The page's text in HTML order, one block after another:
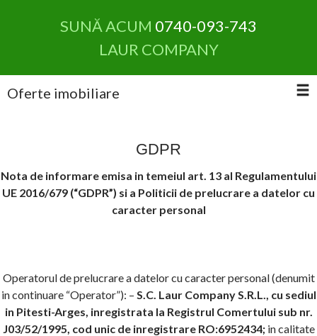
SUNĂ ACUM 0740-093-743
LAUR COMPANY
Oferte imobiliare
GDPR
Nota de informare emisa in temeiul art. 13 al Regulamentului
UE 2016/679 (“GDPR”) si a Politicii de prelucrare a datelor cu
caracter personal
Operatorul de prelucrare a datelor cu caracter personal (denumit
in continuare “Operator”): – S.C. Laur Company S.R.L., cu sediul
in Pitesti-Arges, inregistrata la Registrul Comertului sub nr.
J03/52/1995, cod unic de inregistrare RO:6952434;in calitate